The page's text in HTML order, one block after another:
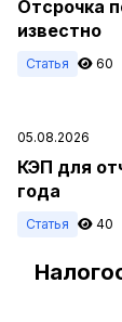
Отсрочка
известно
Статья 60
05.08.2026
КЭП для
года
Статья 40